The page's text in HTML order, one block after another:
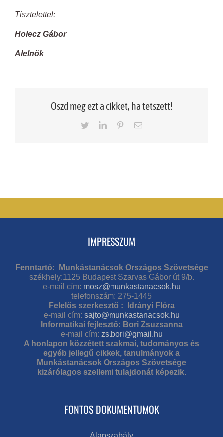
Tisztelettel:
Holecz Gábor
Alelnök
Oszd meg ezt a cikket, ha tetszett!
TwitterLinkedInPinterestEmail
IMPRESSZUM
Fenntartó: Munkástanácsok Országos Szövetsége
székhely:1125 Budapest Szarvas Gábor út 9/b.
e-mail cím: mosz@munkastanacsok.hu
telefonszám: 275-1445
Felelős szerkesztő : Idrányi Flóra
e-mail cím: sajto@munkastanacsok.hu
Informatikai fejlesztő: Bori Zsuzsanna
e-mail cím: zs.bori@gmail.hu
A honlapon közzétett szakmai, tudományos és
egyéb jellegű cikkek, tanulmányok a
Munkástanácsok Országos Szövetsége
kizárólagos szellemi tulajdonát képezik.
FONTOS DOKUMENTUMOK
Alapszabály